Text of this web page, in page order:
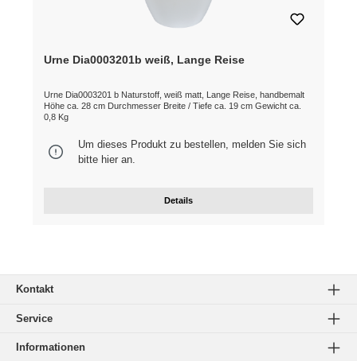
Urne Dia0003201b weiß, Lange Reise
Urne Dia0003201 b Naturstoff, weiß matt, Lange Reise, handbemalt
Höhe ca. 28 cm Durchmesser Breite / Tiefe ca. 19 cm Gewicht ca.
Um dieses Produkt zu bestellen, melden Sie sich
bitte hieran.
Details
Kontakt
Service
Informationen